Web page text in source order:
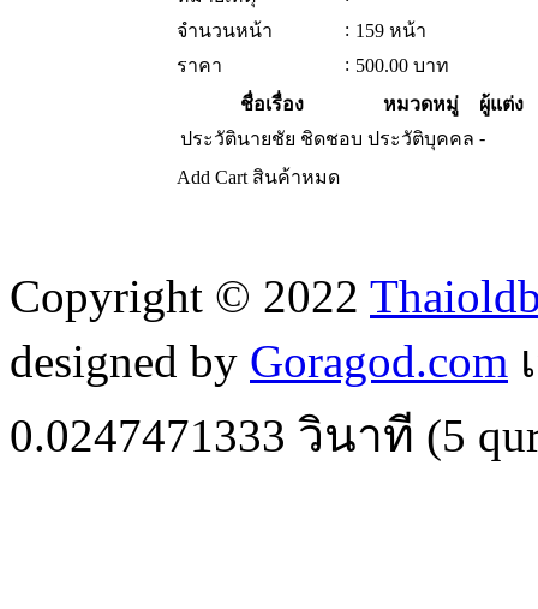
จำนวนหน้า
: 159 หน้า
ราคา
: 500.00 บาท
ชื่อเรื่อง
หมวดหมู่
ผู้แต่ง
ประวัตินายชัย ชิดชอบ ประวัติบุคคล -
Add Cart สินค้าหมด
Copyright © 2022
designed by Goragod.com
0.0247471333 วินาที (5